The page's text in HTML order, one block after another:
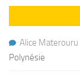
Alice Materouru
Polynésie